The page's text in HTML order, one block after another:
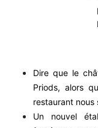
Dire que le
Priods, alors
restaurant nous
Un nouvel